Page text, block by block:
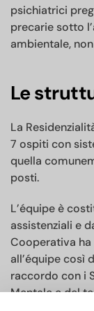
psichiatrici
precarie sotto
ambientale,
Le
La
7 ospiti con
quella
posti.
L’équipe è
assistenziali e
Cooperativa
all’équipe così
raccordo con i
Mentale e del